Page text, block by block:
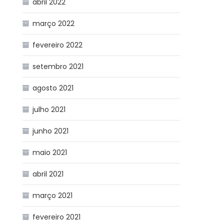
abril 2022
março 2022
fevereiro 2022
setembro 2021
agosto 2021
julho 2021
junho 2021
maio 2021
abril 2021
março 2021
fevereiro 2021